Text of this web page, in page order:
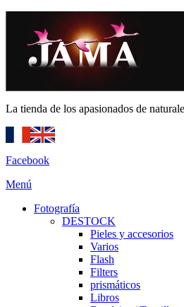
La tienda de los apasionados de
Facebook
Menú
Fotografía
DESTOCK
Pieles y accesorios
Varios
Flash
Filters
prismáticos
Libros